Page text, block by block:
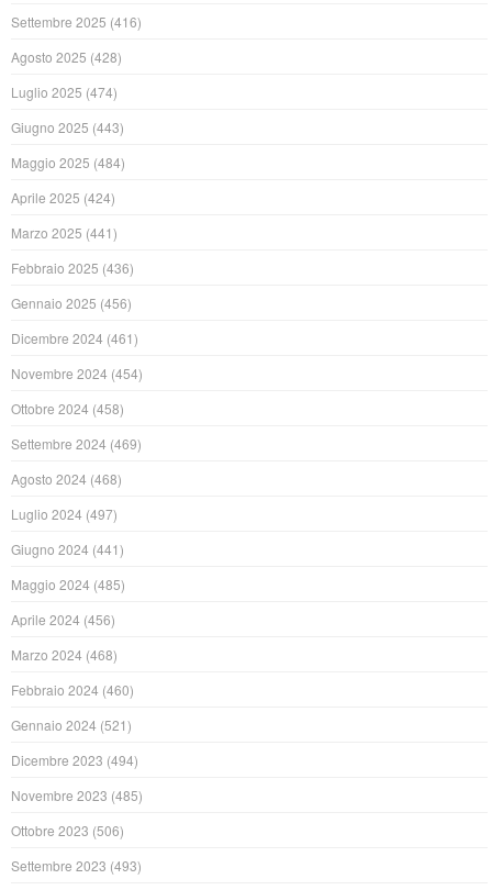
Settembre 2025 (416)
Agosto 2025 (428)
Luglio 2025 (474)
Giugno 2025 (443)
Maggio 2025 (484)
Aprile 2025 (424)
Marzo 2025 (441)
Febbraio 2025 (436)
Gennaio 2025 (456)
Dicembre 2024 (461)
Novembre 2024 (454)
Ottobre 2024 (458)
Settembre 2024 (469)
Agosto 2024 (468)
Luglio 2024 (497)
Giugno 2024 (441)
Maggio 2024 (485)
Aprile 2024 (456)
Marzo 2024 (468)
Febbraio 2024 (460)
Gennaio 2024 (521)
Dicembre 2023 (494)
Novembre 2023 (485)
Ottobre 2023 (506)
Settembre 2023 (493)